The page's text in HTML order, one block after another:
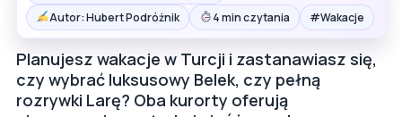
Autor: Hubert Podróżnik
4 min czytania #Wakacje
Planujesz wakacje w Turcji i zastanawiasz się,
czy wybrać luksusowy Belek, czy pełną
rozrywki Larę? Oba kurorty oferują